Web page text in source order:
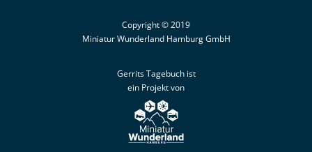
Copyright © 2019
Miniatur Wunderland Hamburg GmbH
Gerrits Tagebuch ist
ein Projekt von